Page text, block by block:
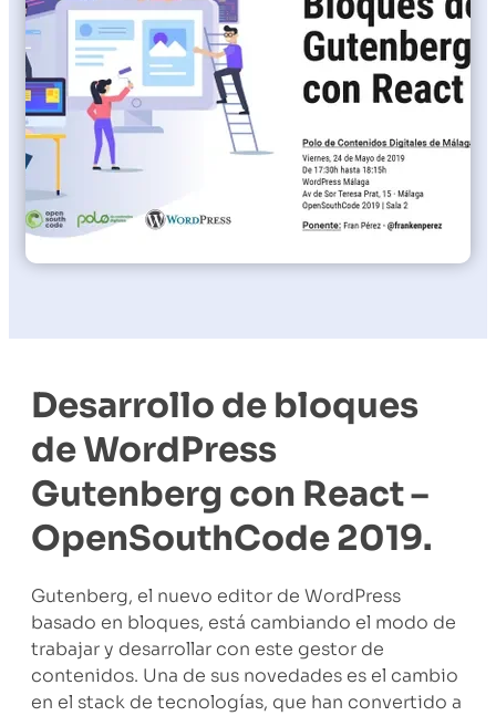
Desarrollo de bloques
de WordPress
Gutenberg con React –
OpenSouthCode 2019.
Gutenberg, el nuevo editor de WordPress
basado en bloques, está cambiando el modo de
trabajar y desarrollar con este gestor de
contenidos. Una de sus novedades es el cambio
en el stack de tecnologías, que han convertido a